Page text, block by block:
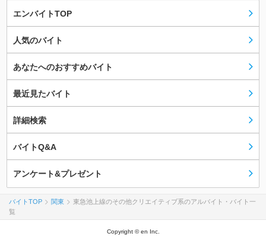
エンバイトTOP
人気のバイト
あなたへのおすすめバイト
最近見たバイト
詳細検索
バイトQ&A
アンケート&プレゼント
バイトTOP 関東
東急池上線のその他クリエイティブ系のアルバイト・バイト一
覧
Copyright © en Inc.